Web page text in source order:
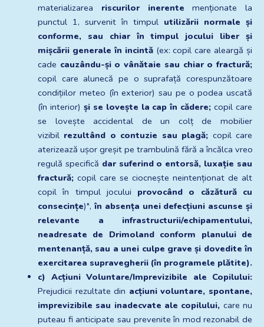
materializarea riscurilor inerente menționate la
punctul 1, survenit în timpul utilizării normale și
conforme, sau chiar în timpul jocului liber și
mișcării generale în incintă (ex: copil care aleargă și
cade cauzându-și o vânătaie sau chiar o fractură;
copil care alunecă pe o suprafață corespunzătoare
condițiilor meteo (în exterior) sau pe o podea uscată
(în interior) și se lovește la cap în cădere; copil care
se lovește accidental de un colț de mobilier
vizibil rezultând o contuzie sau plagă; copil care
aterizează ușor greșit pe trambulină fără a încălca vreo
regulă specifică dar suferind o entorsă, luxație sau
fractură; copil care se ciocnește neintenționat de alt
copil în timpul jocului provocând o căzătură cu
consecințe)", în absența unei defecțiuni ascunse și
relevante a infrastructurii/echipamentului,
neadresate de Drimoland conform planului de
mentenanță, sau a unei culpe grave și dovedite în
exercitarea supravegherii (în programele plătite).
c) Acțiuni Voluntare/Imprevizibile ale Copilului:
Prejudicii rezultate din acțiuni voluntare, spontane,
imprevizibile sau inadecvate ale copilului, care nu
puteau fi anticipate sau prevenite în mod rezonabil de